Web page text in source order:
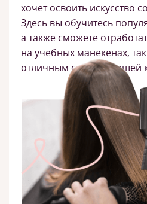
хочет освоить искусство
Здесь вы обучитесь
а также сможете
на учебных манекенах,
отличным стартом вашей